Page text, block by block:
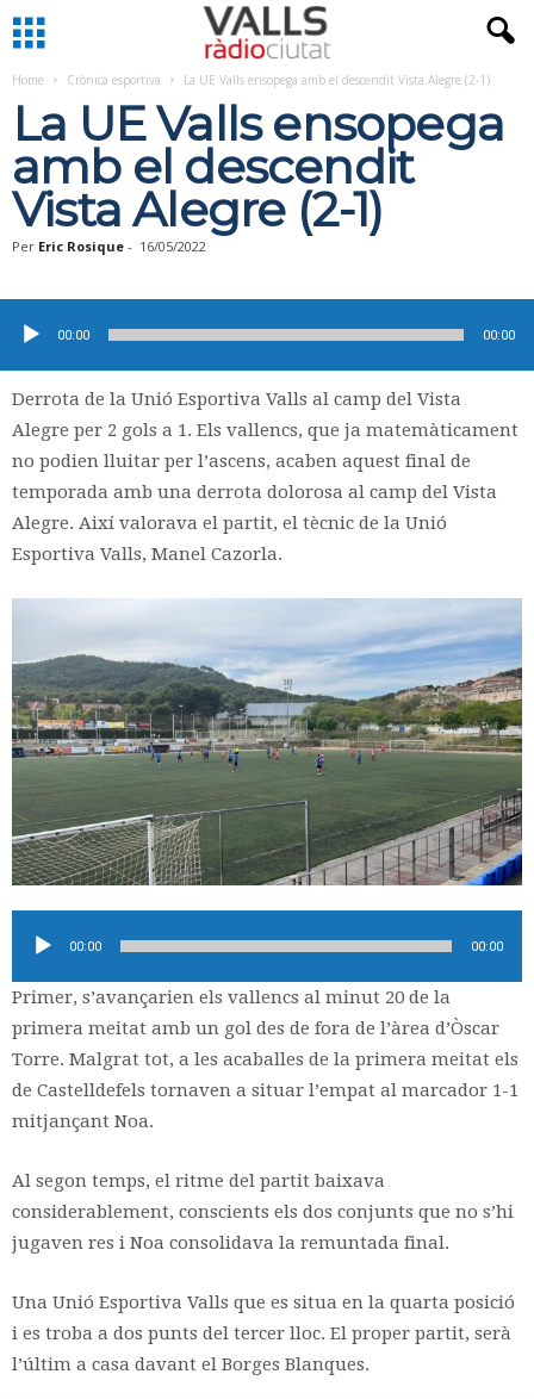
Home Crònica esportiva La UE Valls ensopega amb el descendit Vista Alegre (2-1)
La UE Valls ensopega
amb el descendit
Vista Alegre (2-1)
Per Eric Rosique - 16/05/2022
d'àudio
00:00 00:00
Derrota de la Unió Esportiva Valls al camp del Vista
Alegre per 2 gols a 1. Els vallencs, que ja matemàticament
no podien lluitar per l’ascens, acaben aquest final de
temporada amb una derrota dolorosa al camp del Vista
Alegre. Així valorava el partit, el tècnic de la Unió
Esportiva Valls, Manel Cazorla.
d'àudio00:00 00:00
Primer, s’avançarien els vallencs al minut 20 de la
primera meitat amb un gol des de fora de l’àrea d’Òscar
Torre. Malgrat tot, a les acaballes de la primera meitat els
de Castelldefels tornaven a situar l’empat al marcador 1-1
mitjançant Noa.
Al segon temps, el ritme del partit baixava
considerablement, conscients els dos conjunts que no s’hi
jugaven res i Noa consolidava la remuntada final.
Una Unió Esportiva Valls que es situa en la quarta posició
i es troba a dos punts del tercer lloc. El proper partit, serà
l’últim a casa davant el Borges Blanques.